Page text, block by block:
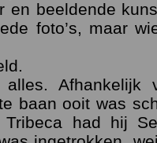
en beeldende
foto’s, maar
baan ooit was
had hij